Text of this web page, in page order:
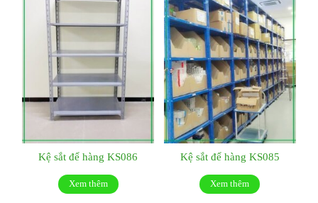
Kệ sắt để hàng KS086
Xem thêm
Kệ sắt để hàng KS085
Xem thêm